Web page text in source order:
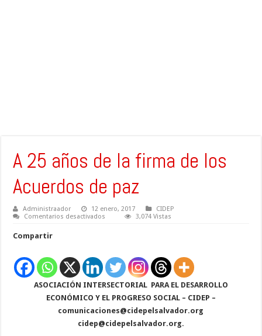
A 25 años de la firma de los
Acuerdos de paz
Administraador 12 enero, 2017
CIDEP
Comentarios desactivados
firma
de
los
Acuerdos
paz
3,074 Vistas
Compartir
ASOCIACIÓN INTERSECTORIAL PARA EL DESARROLLO
ECONÓMICO Y EL PROGRESO SOCIAL – CIDEP –
comunicaciones@cidepelsalvador.org
cidep@cidepelsalvador.org.